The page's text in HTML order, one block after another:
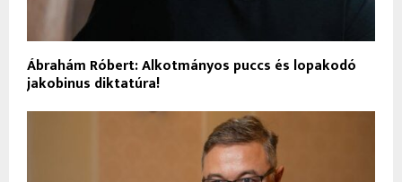
Ábrahám Róbert: Alkotmányos puccs és lopakodó
jakobinus diktatúra!